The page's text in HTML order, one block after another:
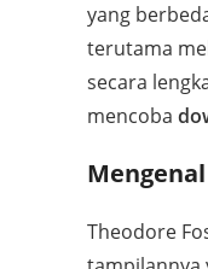
yang
terutama
secara
mencoba
Theodore